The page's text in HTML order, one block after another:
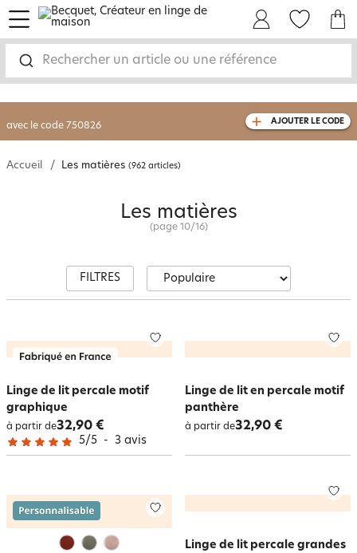
Rechercher un article ou une référence
menu
-30% sur votre commandedès 2 articles
livraison GRATUITEdès 110€ d'achat
avec le code 750826 AJOUTER LE CODE
Accueil Les matières (962 articles)
Les matières
(page 10/16)
FILTRES
Linge de lit percale motif
graphique
à partir de32,90 €
5/5 - 3 avis
Linge de lit en percale motif
panthère
à partir de32,90 €
Linge de lit percale grandes